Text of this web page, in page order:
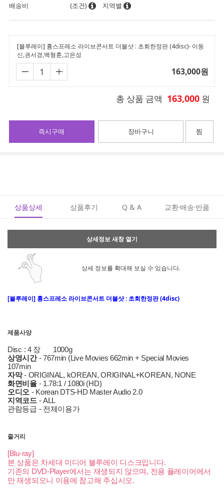
배송비
(조건) 지역별
[블루레이] 흉스프레소 라이브콘서트 더블샷 : 초회한정판 (4disc)- 이동
신,권서경,백형훈,고은성
163,000원
총 상품 금액 163,000 원
장바구니
즉시구매 찜
상품상세 상품후기 Q & A 교환·배송·반품
상세정보 새창 열기
상세 정보를 확대해 보실 수 있습니다.
[블루레이] 흉스프레소 라이브콘서트 더블샷 : 초회한정판 (4disc)
제품사양
Disc : 4 장
1000g
상영시간- 767min (Live Movies 662min + Special Movies
107min
자막- ORIGINAL, kOREAN, ORIGINAL+KOREAN, NONE
화면비율- 1.78:1 / 1080i (HD)
오디오 - Korean DTS-HD Master Audio 2.0
지역코드- ALL
관람등급 - 전체이용가
줄거리
[Blu-ray]
본 상품은 차세대 미디어 블루레이 디스크입니다.
기존의 DVD-Player에서는 재생되지 않으며, 전용 플레이어에서
만 재생되오니 이용에 참고해 주십시오.